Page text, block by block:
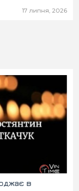
17 липня, 2026
в